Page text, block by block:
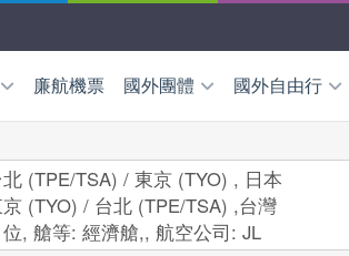
廉航機票 國外團體
亞 日本 韓國
亞 越南 泰國
馬來西亞
新加坡
菲律賓 峇里島
國外自由行
國外自由行
機加酒自由配～新品上架
離島團體
本島團體
(TPE/TSA) / 東京 (TYO) , 日本
(TYO) / 台北 (TPE/TSA) ,台灣
, 艙等: 經濟艙,, 航空公司: JL